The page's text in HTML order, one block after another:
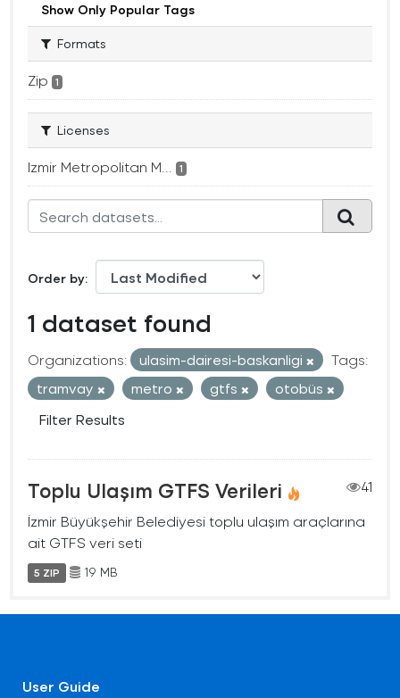
Show Only Popular Tags
Formats
Zip 1
Licenses
Izmir Metropolitan M... 1
Order by
1 dataset found
Organizations: ulasim-dairesi-baskanligi
Tags:
tramvay
metro gtfs
otobüs
Filter Results
Toplu Ulaşım GTFS Verileri
41
İzmir Büyükşehir Belediyesi toplu ulaşım araçlarına
ait GTFS veri seti
5 ZIP 19 MB
User Guide